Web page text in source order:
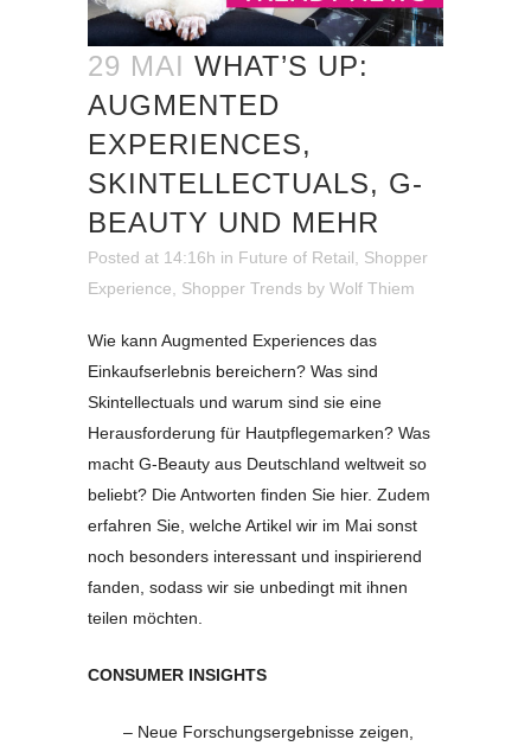
29 MAI WHAT’S UP:
AUGMENTED
EXPERIENCES,
SKINTELLECTUALS, G-
BEAUTY UND MEHR
Posted at 14:16h in Future of Retail
Shopper
Experience
Shopper Trends by Wolf Thiem
Wie kann Augmented Experiences das
Einkaufserlebnis bereichern? Was sind
Skintellectuals und warum sind sie eine
Herausforderung für Hautpflegemarken? Was
macht G-Beauty aus Deutschland weltweit so
beliebt? Die Antworten finden Sie hier. Zudem
erfahren Sie, welche Artikel wir im Mai sonst
noch besonders interessant und inspirierend
fanden, sodass wir sie unbedingt mit ihnen
teilen möchten.
CONSUMER INSIGHTS
– Neue Forschungsergebnisse zeigen,